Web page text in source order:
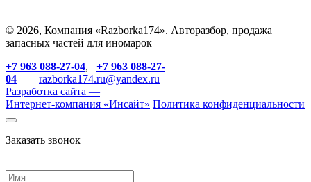
© 2026, Компания «Razborka174». Авторазбор, продажа
запасных частей для иномарок
+7 963 088-27-04, +7 963 088-27-
04
razborka174.ru@yandex.ru
Разработка сайта —
Интернет-компания «Инсайт» Политика конфиденциальности
Заказать звонок